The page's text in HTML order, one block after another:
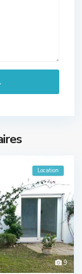
9
Location